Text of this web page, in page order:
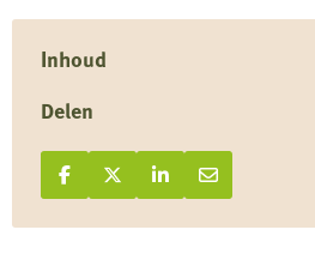
Inhoud
Delen
Deel op Facebook
Deel
op
Deel op X
Deel
op
Deel op LinkedIn
Deel
op
Deel via e-mail
Deel
via
Twenthe